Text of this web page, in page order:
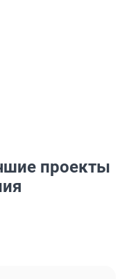
проекты